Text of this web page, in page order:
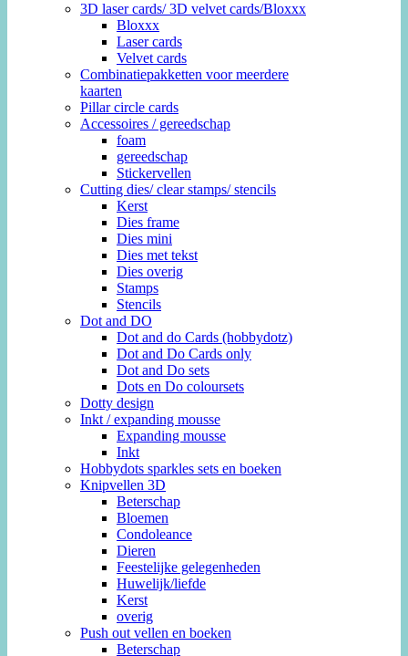
3D laser cards/ 3D velvet cards/Bloxxx
Bloxxx
Laser cards
Velvet cards
Combinatiepakketten voor meerdere
kaarten
Pillar circle cards
Accessoires / gereedschap
foam
gereedschap
Stickervellen
Cutting dies/ clear stamps/ stencils
Kerst
Dies frame
Dies mini
Dies met tekst
Dies overig
Stamps
Stencils
Dot and DO
Dot and do Cards (hobbydotz)
Dot and Do Cards only
Dot and Do sets
Dots en Do coloursets
Dotty design
Inkt / expanding mousse
Expanding mousse
Inkt
Hobbydots sparkles sets en boeken
Knipvellen 3D
Beterschap
Bloemen
Condoleance
Dieren
Feestelijke gelegenheden
Huwelijk/liefde
Kerst
overig
Push out vellen en boeken
Beterschap